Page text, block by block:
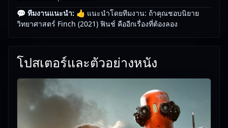
💬 ทีมงานแนะนำ: 👍 แนะนำโดยทีมงาน: ถ้าคุณชอบนิยาย
วิทยาศาสตร์ Finch (2021) ฟินช์ คืออีกเรื่องที่ต้องลอง
โปสเตอร์และตัวอย่างหนัง